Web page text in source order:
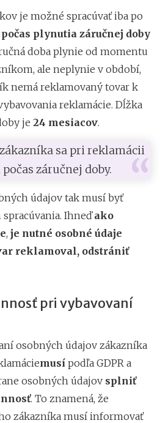
je možné spracúvať iba po
počas plynutia záručnej doby
doba plynie od momentu
ale neplynie v období,
nemá reklamovaný tovar k
reklamácie. Dĺžka
je 24 mesiacov.
sa pri reklamácii
záručnej doby.
údajov tak musí byť
Ihneďako
, je nutné osobné údaje
reklamoval, odstrániť
pri vybavovaní
osobných údajov zákazníka
musí podľa GDPR a
osobných údajov splniť
. To znamená, že
zákazníka musí informovať